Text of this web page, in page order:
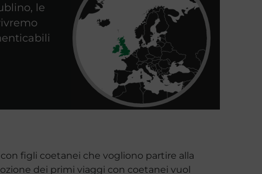
le
figli coetanei che vogliono partire alla
dei primi viaggi con coetanei vuol